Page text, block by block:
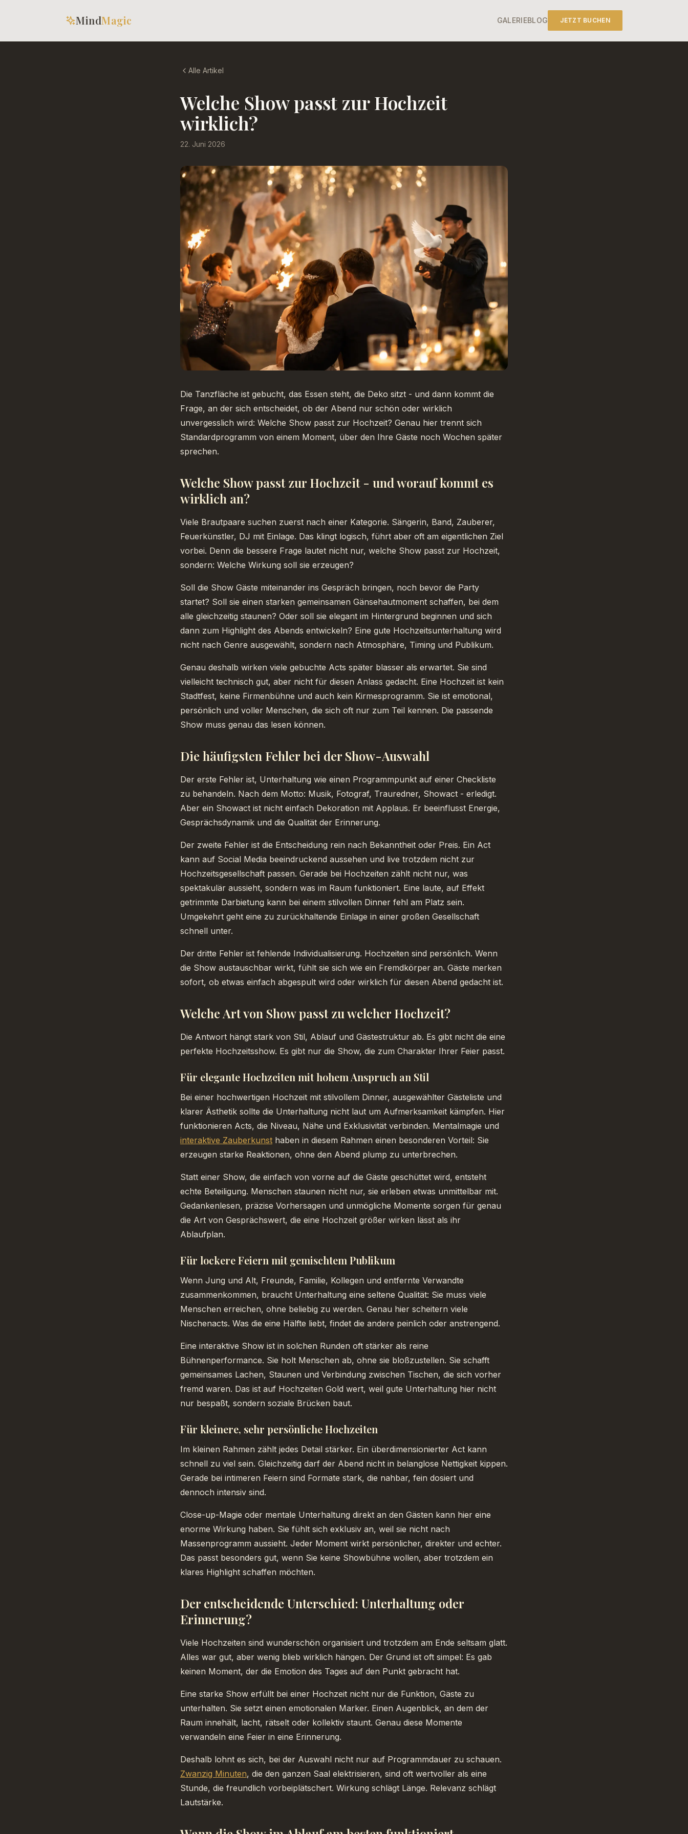
MindMagic GALERIEBLOG JETZT BUCHEN
Alle Artikel
Welche Show passt zur Hochzeit
wirklich?
22. Juni 2026
Die Tanzfläche ist gebucht, das Essen steht, die Deko sitzt - und dann kommt die
Frage, an der sich entscheidet, ob der Abend nur schön oder wirklich
unvergesslich wird: Welche Show passt zur Hochzeit? Genau hier trennt sich
Standardprogramm von einem Moment, über den Ihre Gäste noch Wochen später
sprechen.
Welche Show passt zur Hochzeit - und worauf kommt es
wirklich an?
Viele Brautpaare suchen zuerst nach einer Kategorie. Sängerin, Band, Zauberer,
Feuerkünstler, DJ mit Einlage. Das klingt logisch, führt aber oft am eigentlichen Ziel
vorbei. Denn die bessere Frage lautet nicht nur, welche Show passt zur Hochzeit,
sondern: Welche Wirkung soll sie erzeugen?
Soll die Show Gäste miteinander ins Gespräch bringen, noch bevor die Party
startet? Soll sie einen starken gemeinsamen Gänsehautmoment schaffen, bei dem
alle gleichzeitig staunen? Oder soll sie elegant im Hintergrund beginnen und sich
dann zum Highlight des Abends entwickeln? Eine gute Hochzeitsunterhaltung wird
nicht nach Genre ausgewählt, sondern nach Atmosphäre, Timing und Publikum.
Genau deshalb wirken viele gebuchte Acts später blasser als erwartet. Sie sind
vielleicht technisch gut, aber nicht für diesen Anlass gedacht. Eine Hochzeit ist kein
Stadtfest, keine Firmenbühne und auch kein Kirmesprogramm. Sie ist emotional,
persönlich und voller Menschen, die sich oft nur zum Teil kennen. Die passende
Show muss genau das lesen können.
Die häufigsten Fehler bei der Show-Auswahl
Der erste Fehler ist, Unterhaltung wie einen Programmpunkt auf einer Checkliste
zu behandeln. Nach dem Motto: Musik, Fotograf, Trauredner, Showact - erledigt.
Aber ein Showact ist nicht einfach Dekoration mit Applaus. Er beeinflusst Energie,
Gesprächsdynamik und die Qualität der Erinnerung.
Der zweite Fehler ist die Entscheidung rein nach Bekanntheit oder Preis. Ein Act
kann auf Social Media beeindruckend aussehen und live trotzdem nicht zur
Hochzeitsgesellschaft passen. Gerade bei Hochzeiten zählt nicht nur, was
spektakulär aussieht, sondern was im Raum funktioniert. Eine laute, auf Effekt
getrimmte Darbietung kann bei einem stilvollen Dinner fehl am Platz sein.
Umgekehrt geht eine zu zurückhaltende Einlage in einer großen Gesellschaft
schnell unter.
Der dritte Fehler ist fehlende Individualisierung. Hochzeiten sind persönlich. Wenn
die Show austauschbar wirkt, fühlt sie sich wie ein Fremdkörper an. Gäste merken
sofort, ob etwas einfach abgespult wird oder wirklich für diesen Abend gedacht ist.
Welche Art von Show passt zu welcher Hochzeit?
Die Antwort hängt stark von Stil, Ablauf und Gästestruktur ab. Es gibt nicht die eine
perfekte Hochzeitsshow. Es gibt nur die Show, die zum Charakter Ihrer Feier passt.
Für elegante Hochzeiten mit hohem Anspruch an Stil
Bei einer hochwertigen Hochzeit mit stilvollem Dinner, ausgewählter Gästeliste und
klarer Ästhetik sollte die Unterhaltung nicht laut um Aufmerksamkeit kämpfen. Hier
funktionieren Acts, die Niveau, Nähe und Exklusivität verbinden. Mentalmagie und
interaktive Zauberkunst haben in diesem Rahmen einen besonderen Vorteil: Sie
erzeugen starke Reaktionen, ohne den Abend plump zu unterbrechen.
Statt einer Show, die einfach von vorne auf die Gäste geschüttet wird, entsteht
echte Beteiligung. Menschen staunen nicht nur, sie erleben etwas unmittelbar mit.
Gedankenlesen, präzise Vorhersagen und unmögliche Momente sorgen für genau
die Art von Gesprächswert, die eine Hochzeit größer wirken lässt als ihr
Ablaufplan.
Für lockere Feiern mit gemischtem Publikum
Wenn Jung und Alt, Freunde, Familie, Kollegen und entfernte Verwandte
zusammenkommen, braucht Unterhaltung eine seltene Qualität: Sie muss viele
Menschen erreichen, ohne beliebig zu werden. Genau hier scheitern viele
Nischenacts. Was die eine Hälfte liebt, findet die andere peinlich oder anstrengend.
Eine interaktive Show ist in solchen Runden oft stärker als reine
Bühnenperformance. Sie holt Menschen ab, ohne sie bloßzustellen. Sie schafft
gemeinsames Lachen, Staunen und Verbindung zwischen Tischen, die sich vorher
fremd waren. Das ist auf Hochzeiten Gold wert, weil gute Unterhaltung hier nicht
nur bespaßt, sondern soziale Brücken baut.
Für kleinere, sehr persönliche Hochzeiten
Im kleinen Rahmen zählt jedes Detail stärker. Ein überdimensionierter Act kann
schnell zu viel sein. Gleichzeitig darf der Abend nicht in belanglose Nettigkeit kippen.
Gerade bei intimeren Feiern sind Formate stark, die nahbar, fein dosiert und
dennoch intensiv sind.
Close-up-Magie oder mentale Unterhaltung direkt an den Gästen kann hier eine
enorme Wirkung haben. Sie fühlt sich exklusiv an, weil sie nicht nach
Massenprogramm aussieht. Jeder Moment wirkt persönlicher, direkter und echter.
Das passt besonders gut, wenn Sie keine Showbühne wollen, aber trotzdem ein
klares Highlight schaffen möchten.
Der entscheidende Unterschied: Unterhaltung oder
Erinnerung?
Viele Hochzeiten sind wunderschön organisiert und trotzdem am Ende seltsam glatt.
Alles war gut, aber wenig blieb wirklich hängen. Der Grund ist oft simpel: Es gab
keinen Moment, der die Emotion des Tages auf den Punkt gebracht hat.
Eine starke Show erfüllt bei einer Hochzeit nicht nur die Funktion, Gäste zu
unterhalten. Sie setzt einen emotionalen Marker. Einen Augenblick, an dem der
Raum innehält, lacht, rätselt oder kollektiv staunt. Genau diese Momente
verwandeln eine Feier in eine Erinnerung.
Deshalb lohnt es sich, bei der Auswahl nicht nur auf Programmdauer zu schauen.
Zwanzig Minuten, die den ganzen Saal elektrisieren, sind oft wertvoller als eine
Stunde, die freundlich vorbeiplätschert. Wirkung schlägt Länge. Relevanz schlägt
Lautstärke.